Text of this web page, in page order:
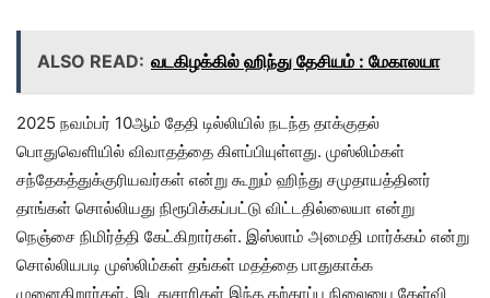
ALSO READ: வடகிழக்கில் ஹிந்து தேசியம் : மேகாலயா
2025 நவம்பர் 10ஆம் தேதி டில்லியில் நடந்த தாக்குதல்
பொதுவெளியில் விவாதத்தை கிளப்பியுள்ளது. முஸ்லிம்கள்
சந்தேகத்துக்குரியவர்கள் என்று கூறும் ஹிந்து சமுதாயத்தினர்
தாங்கள் சொல்லியது நிரூபிக்கப்பட்டு விட்டதில்லையா என்று
நெஞ்சை நிமிர்த்தி கேட்கிறார்கள். இஸ்லாம் அமைதி மார்க்கம் என்று
சொல்லியபடி முஸ்லிம்கள் தங்கள் மதத்தை பாதுகாக்க
முனைகிறார்கள். இடதுசாரிகள் இந்த தற்காப்பு நிலையை கேள்வி